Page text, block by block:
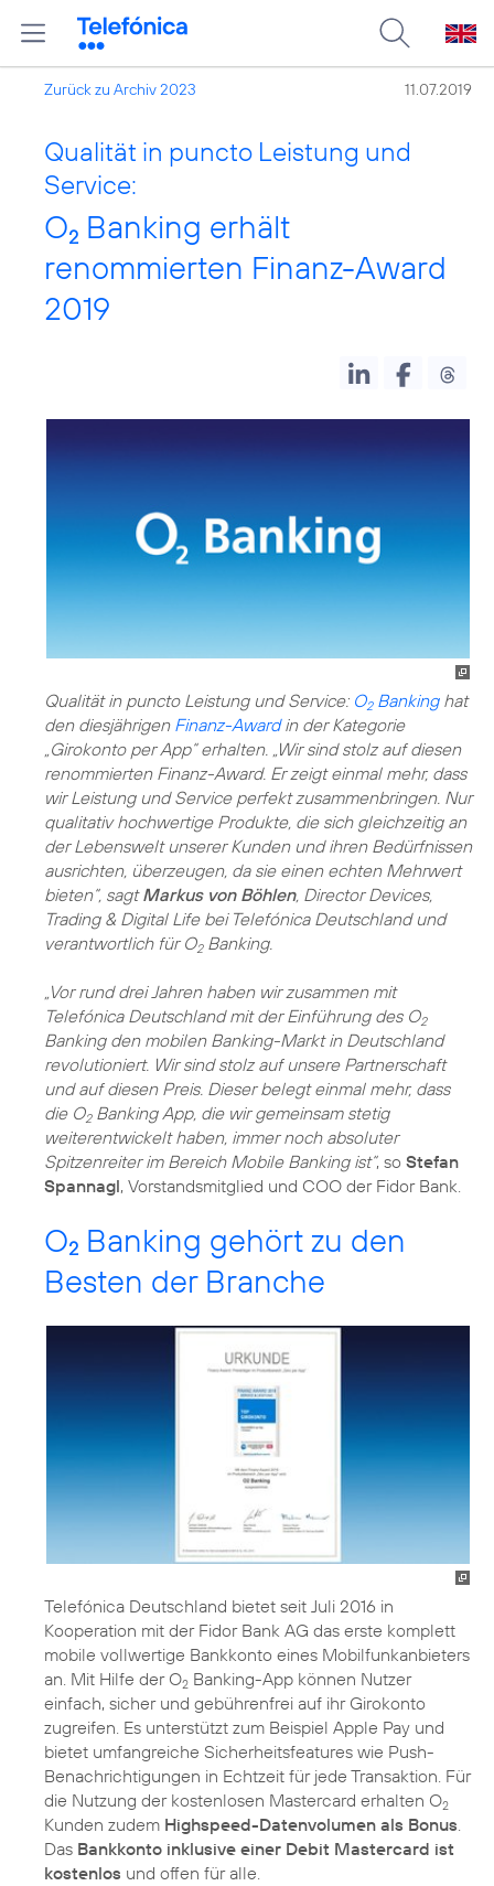
Zurück zu Archiv 2023 11.07.2019
Qualität in puncto Leistung und
Service:
O2 Banking erhält
renommierten Finanz-Award
2019
Qualität in puncto Leistung und Service: O2Bankinghat
den diesjährigen Finanz-Awardin der Kategorie
„Girokonto per App“ erhalten. „Wir sind stolz auf diesen
renommierten Finanz-Award. Er zeigt einmal mehr, dass
wir Leistung und Service perfekt zusammenbringen. Nur
qualitativ hochwertige Produkte, die sich gleichzeitig an
der Lebenswelt unserer Kunden und ihren Bedürfnissen
ausrichten, überzeugen, da sie einen echten Mehrwert
bieten“, sagtMarkus von Böhlen, Director Devices,
Trading & Digital Life bei Telefónica Deutschland und
verantwortlich für O2Banking.
„Vor rund drei Jahren haben wir zusammen mit
Telefónica Deutschland mit der Einführung des O2
Banking den mobilen Banking-Markt in Deutschland
revolutioniert. Wir sind stolz auf unsere Partnerschaft
und auf diesen Preis. Dieser belegt einmal mehr, dass
die O2Banking App, die wir gemeinsam stetig
weiterentwickelt haben, immer noch absoluter
Spitzenreiter im Bereich Mobile Banking ist“, so Stefan
Spannagl, Vorstandsmitglied und COO der Fidor Bank.
O2 Banking gehört zu den
Besten der Branche
Telefónica Deutschland bietet seit Juli 2016 in
Kooperation mit der Fidor Bank AG das erste komplett
mobile vollwertige Bankkonto eines Mobilfunkanbieters
an. Mit Hilfe der O2 Banking-App können Nutzer
einfach, sicher und gebührenfrei auf ihr Girokonto
zugreifen. Es unterstützt zum Beispiel Apple Pay und
bietet umfangreiche Sicherheitsfeatures wie Push-
Benachrichtigungen in Echtzeit für jede Transaktion. Für
die Nutzung der kostenlosen Mastercard erhalten O2
Kunden zudem Highspeed-Datenvolumen als Bonus.
Das Bankkonto inklusive einer Debit Mastercard ist
kostenlos und offen für alle.